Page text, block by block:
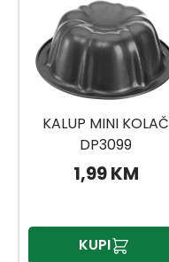
KALUP MINI KOLAČ
DP3099
1,99 KM
KUPI